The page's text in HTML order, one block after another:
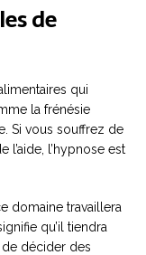
de
qui
la frénésie
Si vous souffrez de
l’aide, l’hypnose est
domaine travaillera
qu’il tiendra
décider des